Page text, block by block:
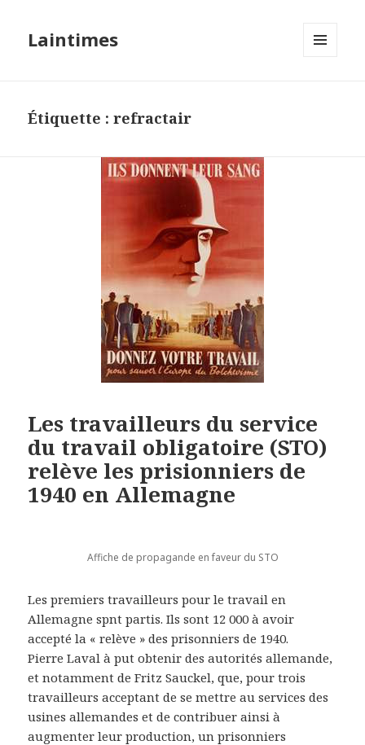
Laintimes
Étiquette :refractair
Les travailleurs du service
du travail obligatoire (STO)
relève les prisionniers de
1940 en Allemagne
Affiche de propagande en faveur du STO
Les premiers travailleurs pour le travail en
Allemagne spnt partis. Ils sont 12 000 à avoir
accepté la « relève » des prisonniers de 1940.
Pierre Laval à put obtenir des autorités allemande,
et notamment de Fritz Sauckel, que, pour trois
travailleurs acceptant de se mettre au services des
usines allemandes et de contribuer ainsi à
augmenter leur production, un prisonniers